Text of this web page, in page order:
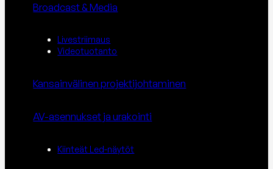
Broadcast & Media
Livestriimaus
Videotuotanto
Kansainvälinen projektijohtaminen
AV-asennukset ja urakointi
Kiinteät Led-näytöt